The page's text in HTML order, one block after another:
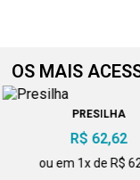
OS MAIS
PRESILHA
R$ 62,62
ou em 1x de R$